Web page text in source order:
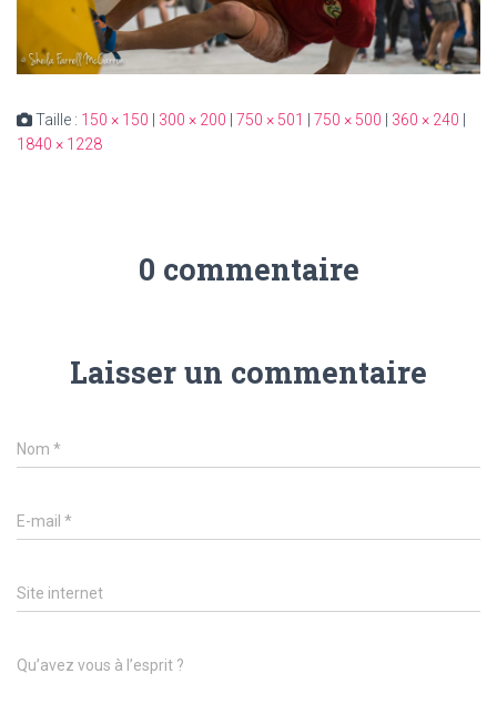
Taille : 150 × 150 300 × 200 750 × 501 750 × 500 360 × 240
1840 × 1228
0 commentaire
Laisser un commentaire
Nom *
E-mail *
Site internet
Qu’avez vous à l’esprit ?